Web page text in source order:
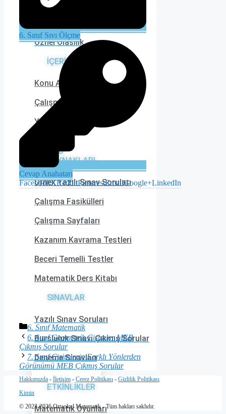
Öznel Olasılık
İÇERİKLER
Konu Anlatımı
Çalışma Kağıdı
Yaprak Testler
MEB
KAYNAKLARI
Örnek Yazılı Sınav Soruları
Çalışma Fasikülleri
Çalışma Sayfaları
Kazanım Kavrama Testleri
Beceri Temelli Testler
Matematik Ders Kitabı
SINAVLAR
Yazılı Sınav Soruları
Bursluluk Sınavı Çıkmış Sorular
Deneme Sınavları
ETKİNLİKLER
Matematik Oyunları
6. Sınıf Sıvı Ölçme
Cevap Anahatarı
FacebookXRedditPinterestEmailGoogle+LinkedIn
Kategoriler
6. Sınıf Matematik
6. Sınıf Geometrik Cisimler MEB
Çıkmış Sorular
7. Sınıf Cisimlerin Farklı Yönlerden
Görünümü MEB Çıkmış Sorular
Hakkımızda - İletişim - Çerez Politikası - Gizlilik Politikası
Kimin
© 2023-2026 Ortaokul Matematik - Tüm hakları saklıdır.